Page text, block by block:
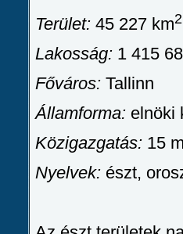
Terület: 45 227 km2
Lakosság: 1 415
Főváros: Tallinn
Államforma: elnöki
Közigazgatás: 15
Nyelvek: észt,